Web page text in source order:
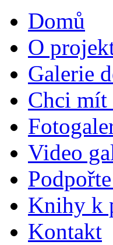
Domů
O
Galerie
Chci mít
Video
Knihy k
Kontakt